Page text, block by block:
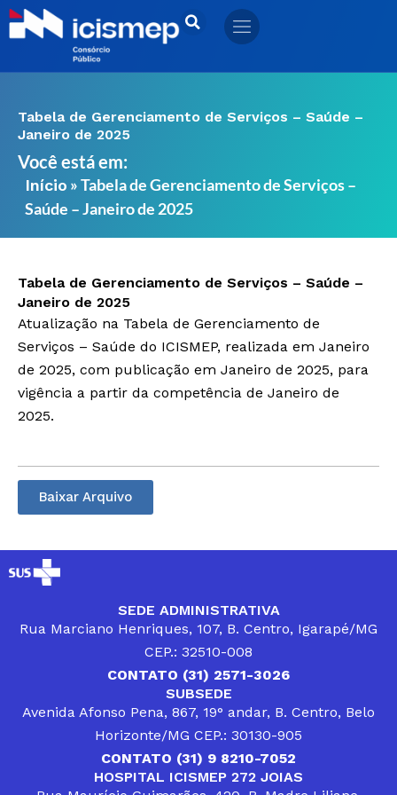
Ir
para
Tabela de Gerenciamento de Serviços – Saúde –
Janeiro de 2025
Você está em:
Início »Tabela de Gerenciamento de Serviços –
Saúde – Janeiro de 2025
Tabela de Gerenciamento de Serviços – Saúde –
Janeiro de 2025
Atualização na Tabela de Gerenciamento de
Serviços – Saúde do ICISMEP, realizada em Janeiro
de 2025, com publicação em Janeiro de 2025, para
vigência a partir da competência de Janeiro de
2025.
Baixar Arquivo
SEDE ADMINISTRATIVA
Rua Marciano Henriques, 107, B. Centro, Igarapé/MG
CEP.: 32510-008
CONTATO (31) 2571-3026
SUBSEDE
Avenida Afonso Pena, 867, 19° andar, B. Centro, Belo
Horizonte/MG CEP.: 30130-905
CONTATO (31) 9 8210-7052
HOSPITAL ICISMEP 272 JOIAS